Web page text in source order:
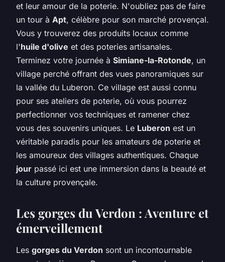
et leur amour de la poterie. N'oubliez pas de faire
un tour à Apt, célèbre pour son marché provençal.
Vous y trouverez des produits locaux comme
l'huile d'olive et des poteries artisanales.
Terminez votre journée à Simiane-la-Rotonde, un
village perché offrant des vues panoramiques sur
la vallée du Luberon. Ce village est aussi connu
pour ses ateliers de poterie, où vous pourrez
perfectionner vos techniques et ramener chez
vous des souvenirs uniques. Le Luberon est un
véritable paradis pour les amateurs de poterie et
les amoureux des villages authentiques. Chaque
jour passé ici est une immersion dans la beauté et
la culture provençale.
Les gorges du Verdon : Aventure et
émerveillement
Les gorges du Verdon sont un incontournable